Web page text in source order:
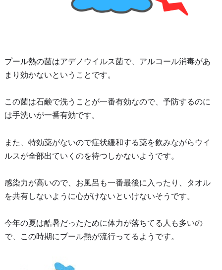
プール熱の菌はアデノウイルス菌で、アルコール消毒があ
まり効かないということです。
この菌は石鹸で洗うことが一番有効なので、予防するのに
は手洗いが一番有効です。
また、特効薬がないので症状緩和する薬を飲みながらウイ
ルスが全部出ていくのを待つしかないようです。
感染力が高いので、お風呂も一番最後に入ったり、タオル
を共有しないように心がけないといけないそうです。
今年の夏は酷暑だったために体力が落ちてる人も多いの
で、この時期にプール熱が流行ってるようです。